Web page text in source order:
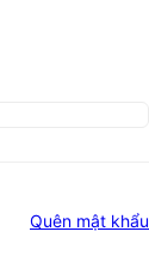
Quên mật khẩu